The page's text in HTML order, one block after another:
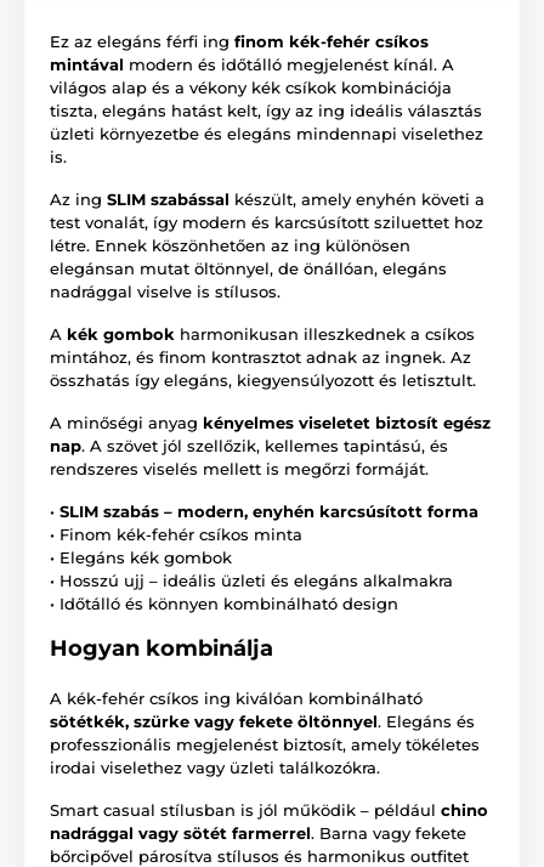
Ez az elegáns férfi ing finom kék-fehér csíkos
mintával modern és időtálló megjelenést kínál. A
világos alap és a vékony kék csíkok kombinációja
tiszta, elegáns hatást kelt, így az ing ideális választás
üzleti környezetbe és elegáns mindennapi viselethez
is.
Az ing SLIM szabással készült, amely enyhén követi a
test vonalát, így modern és karcsúsított sziluettet hoz
létre. Ennek köszönhetően az ing különösen
elegánsan mutat öltönnyel, de önállóan, elegáns
nadrággal viselve is stílusos.
A kék gombok harmonikusan illeszkednek a csíkos
mintához, és finom kontrasztot adnak az ingnek. Az
összhatás így elegáns, kiegyensúlyozott és letisztult.
A minőségi anyag kényelmes viseletet biztosít egész
nap. A szövet jól szellőzik, kellemes tapintású, és
rendszeres viselés mellett is megőrzi formáját.
• SLIM szabás – modern, enyhén karcsúsított forma
• Finom kék-fehér csíkos minta
• Elegáns kék gombok
• Hosszú ujj – ideális üzleti és elegáns alkalmakra
• Időtálló és könnyen kombinálható design
Hogyan kombinálja
A kék-fehér csíkos ing kiválóan kombinálható
sötétkék, szürke vagy fekete öltönnyel. Elegáns és
professzionális megjelenést biztosít, amely tökéletes
irodai viselethez vagy üzleti találkozókra.
Smart casual stílusban is jól működik – például chino
nadrággal vagy sötét farmerrel. Barna vagy fekete
bőrcipővel párosítva stílusos és harmonikus outfitet